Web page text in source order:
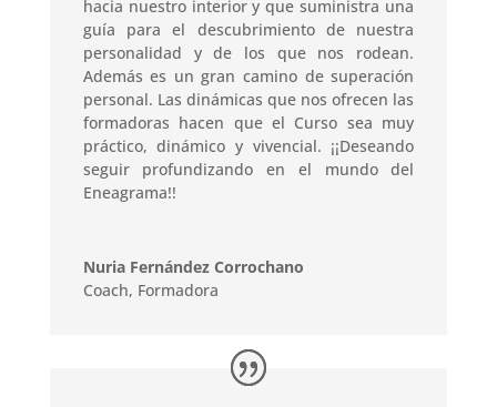
hacia nuestro interior y que suministra una
guía para el descubrimiento de nuestra
personalidad y de los que nos rodean.
Además es un gran camino de superación
personal. Las dinámicas que nos ofrecen las
formadoras hacen que el Curso sea muy
práctico, dinámico y vivencial. ¡¡Deseando
seguir profundizando en el mundo del
Eneagrama!!
Nuria Fernández Corrochano
Coach, Formadora